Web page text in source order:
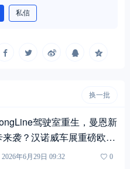
私信
换一批
驾驶室重生，曼恩新
袭？汉诺威车展重磅欧卡
2026年6月29日 09:32
0